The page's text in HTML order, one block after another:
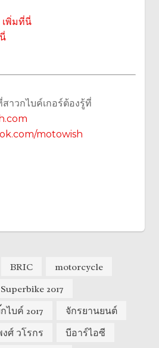
เพิ่มที่นี่
าวกไบค์เกอร์ต้องรู้ที่
motowish
BRIC
motorcycle
2017
ไบค์ 2017
จักรยานยนต์
ศ์ วโรกร
บีอาร์ไอซี